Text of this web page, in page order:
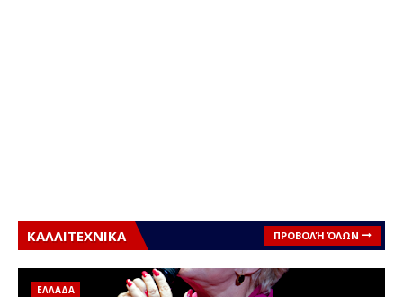
ΚΑΛΛΙΤΕΧΝΙΚΑ ΠΡΟΒΟΛΉ ΌΛΩΝ
ΕΛΛΑΔΑ